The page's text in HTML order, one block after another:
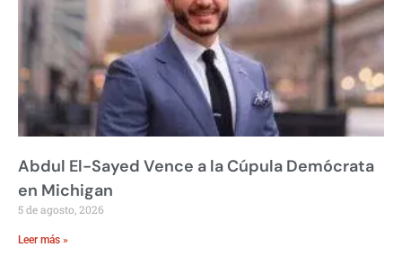
Abdul El-Sayed Vence a la Cúpula Demócrata
en Michigan
5 de agosto, 2026
Leer más »